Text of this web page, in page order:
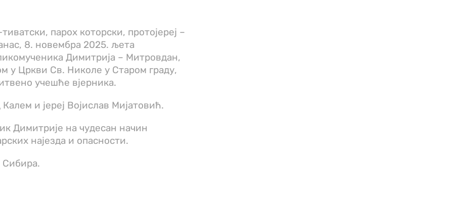
парох которски, протојереј –
8. новембра 2025. љета
Димитрија – Митровдан,
у Цркви Св. Николе у Старом граду,
учешће вјерника.
и јереј Војислав Мијатовић.
Димитрије на чудесан начин
најезда и опасности.
Сибира.